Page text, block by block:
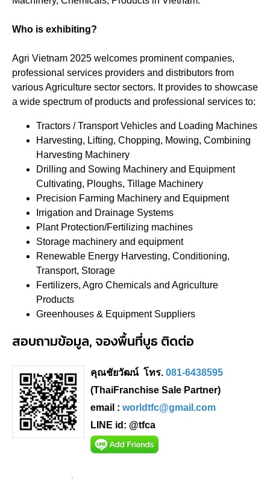
Who is exhibiting?
Agri Vietnam 2025 welcomes prominent companies,
professional services providers and distributors from
various Agriculture sector sectors. It provides to showcase
a wide spectrum of products and professional services to:
Tractors / Transport Vehicles and Loading Machines
Harvesting, Lifting, Chopping, Mowing, Combining
Harvesting Machinery
Drilling and Sowing Machinery and Equipment
Cultivating, Ploughs, Tillage Machinery
Precision Farming Machinery and Equipment
Irrigation and Drainage Systems
Plant Protection/Fertilizing machines
Storage machinery and equipment
Renewable Energy Harvesting, Conditioning,
Transport, Storage
Fertilizers, Agro Chemicals and Agriculture
Products
Greenhouses & Equipment Suppliers
สอบถามข้อมูล, จองพื้นที่บูธ ติดต่อ
คุณชัยวัฒน์ โทร. 081-6438595
(ThaiFranchise Sale Partner)
email : worldtfc@gmail.com
LINE id: @tfca